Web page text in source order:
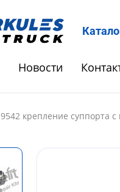
Новости
9542 крепление суппорта